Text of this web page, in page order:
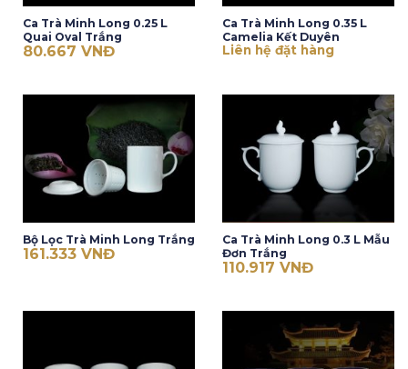
Ca Trà Minh Long 0.25 L
Quai Oval Trắng
80.667 VNĐ
Ca Trà Minh Long 0.35 L
Camelia Kết Duyên
Liên hệ đặt hàng
Bộ Lọc Trà Minh Long Trắng
161.333 VNĐ
Ca Trà Minh Long 0.3 L Mẫu
Đơn Trắng
110.917 VNĐ